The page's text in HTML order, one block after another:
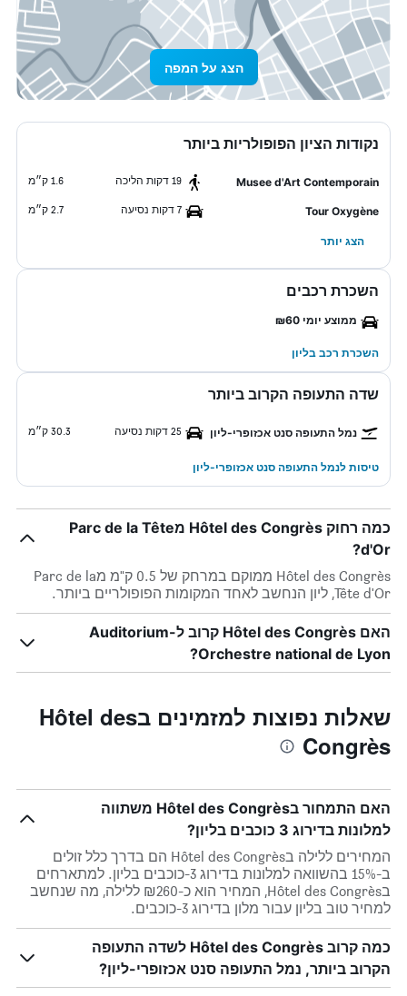
הצג על המפה
נקודות הציון הפופולריות ביותר
Musee d'Art Contemporain 19 דקות הליכה 1.6 ק״מ
Tour Oxygène 7 דקות נסיעה 2.7 ק״מ
הצג יותר
השכרת רכבים
ממוצע יומי ₪60
השכרת רכב בליון
שדה התעופה הקרוב ביותר
נמל התעופה סנט אכזופרי-ליון 25 דקות נסיעה 30.3 ק״מ
טיסות לנמל התעופה סנט אכזופרי-ליון
כמה רחוק Hôtel des Congrès מParc de la Tête
d'Or?
Hôtel des Congrès ממוקם במרחק של 0.5 ק"מ מParc de la
Tête d'Or, ליון הנחשב לאחד המקומות הפופולריים ביותר.
האם Hôtel des Congrès קרוב לAuditorium-
Orchestre national de Lyon?
שאלות נפוצות למזמינים בHôtel des
Congrès
האם התמחור בHôtel des Congrès משתווה
למלונות בדירוג 3 כוכבים בליון?
המחירים ללילה בHôtel des Congrès הם בדרך כלל זולים
ב-15% בהשוואה למלונות בדירוג 3-כוכבים בליון. למתארחים
בHôtel des Congrès, המחיר הוא כ-₪260 ללילה, מה שנחשב
למחיר טוב בליון עבור מלון בדירוג 3-כוכבים.
כמה קרוב Hôtel des Congrès לשדה התעופה
הקרוב ביותר, נמל התעופה סנט אכזופרי-ליון?